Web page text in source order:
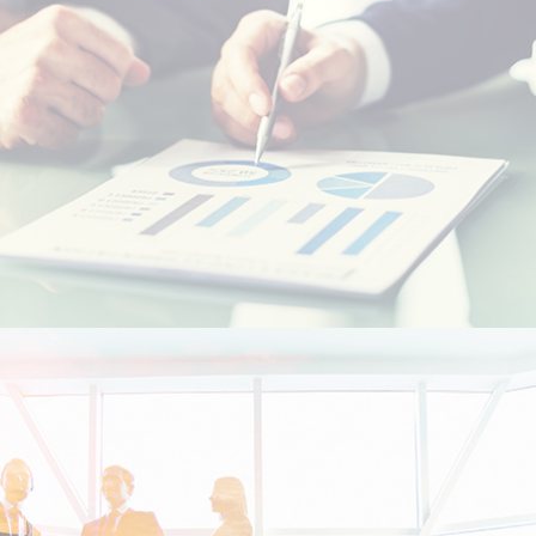
Etudiants Marocains à l'étranger
Marocains Résidents à l’Etranger